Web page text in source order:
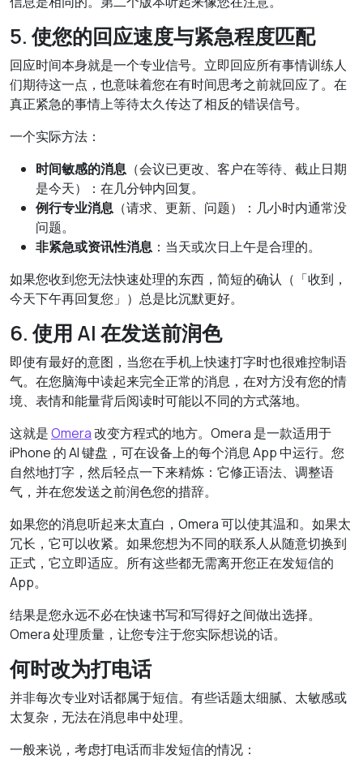
5. 使您的回应速度与紧急程度匹配
回应时间本身就是一个专业信号。立即回应所有事情训练人
们期待这一点，也意味着您在有时间思考之前就回应了。在
真正紧急的事情上等待太久传达了相反的错误信号。
一个实际方法：
时间敏感的消息 （会议已更改、客户在等待、截止日期
是今天）：在几分钟内回复。
例行专业消息 （请求、更新、问题）：几小时内通常没
问题。
非紧急或资讯性消息 ：当天或次日上午是合理的。
如果您收到您无法快速处理的东西，简短的确认（「收到，
今天下午再回复您」）总是比沉默更好。
6. 使用 AI 在发送前润色
即使有最好的意图，当您在手机上快速打字时也很难控制语
气。在您脑海中读起来完全正常的消息，在对方没有您的情
境、表情和能量背后阅读时可能以不同的方式落地。
这就是Omera改变方程式的地方。Omera 是一款适用于
iPhone 的 AI 键盘，可在设备上的每个消息 App 中运行。您
自然地打字，然后轻点一下来精炼：它修正语法、调整语
气，并在您发送之前润色您的措辞。
如果您的消息听起来太直白，Omera 可以使其温和。如果太
冗长，它可以收紧。如果您想为不同的联系人从随意切换到
正式，它立即适应。所有这些都无需离开您正在发短信的
App。
结果是您永远不必在快速书写和写得好之间做出选择。
Omera 处理质量，让您专注于您实际想说的话。
何时改为打电话
并非每次专业对话都属于短信。有些话题太细腻、太敏感或
太复杂，无法在消息串中处理。
一般来说，考虑打电话而非发短信的情况：